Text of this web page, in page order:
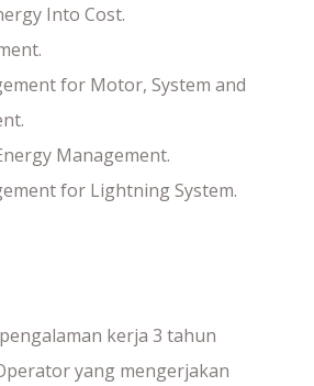
Into Cost.
for Motor, System and
Management.
for Lightning System.
kerja 3 tahun
yang mengerjakan